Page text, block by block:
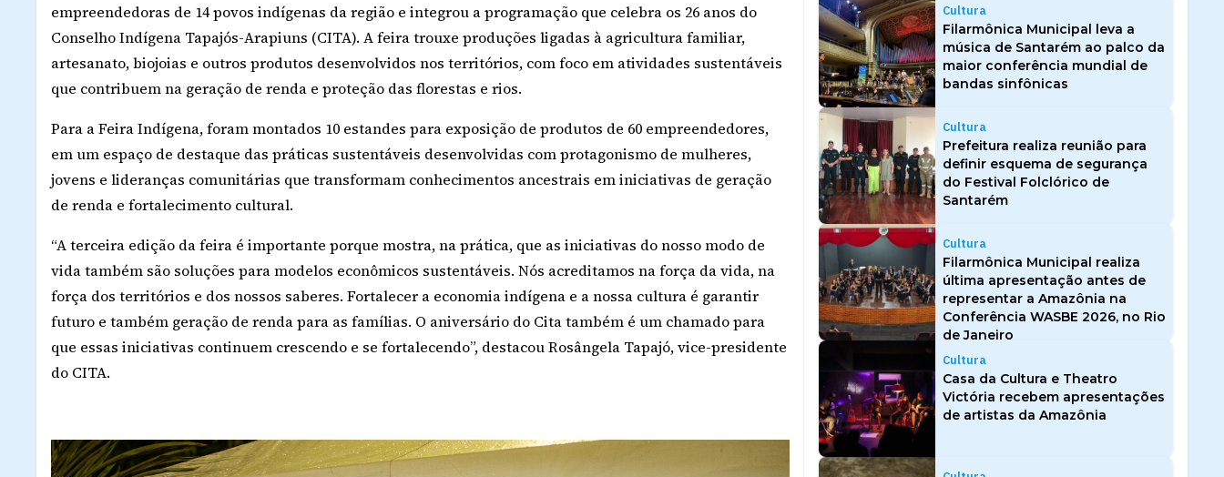
empreendedoras de 14 povos indígenas da região e integrou a programação que celebra os 26 anos do
Conselho Indígena Tapajós-Arapiuns (CITA). A feira trouxe produções ligadas à agricultura familiar,
artesanato, biojoias e outros produtos desenvolvidos nos territórios, com foco em atividades sustentáveis
que contribuem na geração de renda e proteção das florestas e rios.
Para a Feira Indígena, foram montados 10 estandes para exposição de produtos de 60 empreendedores,
em um espaço de destaque das práticas sustentáveis desenvolvidas com protagonismo de mulheres,
jovens e lideranças comunitárias que transformam conhecimentos ancestrais em iniciativas de geração
de renda e fortalecimento cultural.
“A terceira edição da feira é importante porque mostra, na prática, que as iniciativas do nosso modo de
vida também são soluções para modelos econômicos sustentáveis. Nós acreditamos na força da vida, na
força dos territórios e dos nossos saberes. Fortalecer a economia indígena e a nossa cultura é garantir
futuro e também geração de renda para as famílias. O aniversário do Cita também é um chamado para
que essas iniciativas continuem crescendo e se fortalecendo”, destacou Rosângela Tapajó, vice-presidente
do CITA.
Cultura
Filarmônica Municipal leva a
música de Santarém ao palco da
maior conferência mundial de
bandas sinfônicas
Cultura
Prefeitura realiza reunião para
definir esquema de segurança
do Festival Folclórico de
Santarém
Cultura
Filarmônica Municipal realiza
última apresentação antes de
representar a Amazônia na
Conferência WASBE 2026, no Rio
de Janeiro
Cultura
Casa da Cultura e Theatro
Victória recebem apresentações
de artistas da Amazônia